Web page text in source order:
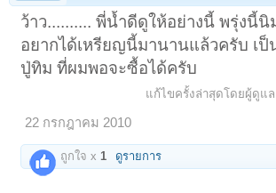
ว้าว.......... พี่น้ำดีดูให้อย่างนี้ พรุ่งนี้นิ
อยากได้เหรียญนี้มานานแล้วครับ เป็
ปู่ทิม ที่ผมพอจะซื้อได้ครับ
แก้ไขครั้งล่าสุดโดยผู้ดูแ
22 กรกฎาคม 2010
ถูกใจ x 1 ดูรายการ